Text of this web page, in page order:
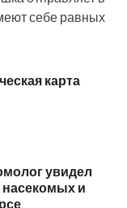
себе равных
карта
увидел
и